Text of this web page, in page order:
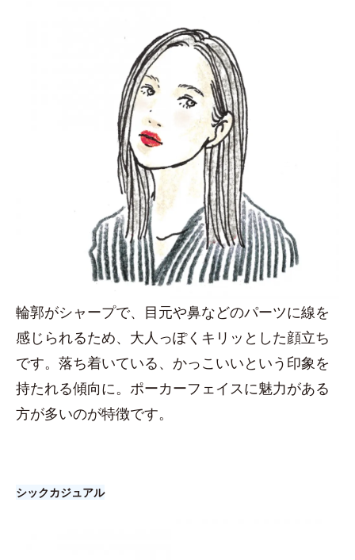
輪郭がシャープで、目元や鼻などのパーツに線を
感じられるため、大人っぽくキリッとした顔立ち
です。落ち着いている、かっこいいという印象を
持たれる傾向に。ポーカーフェイスに魅力がある
方が多いのが特徴です。
シックカジュアル